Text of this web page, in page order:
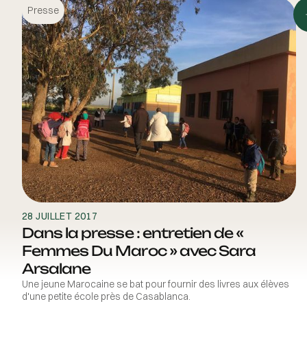
Presse
28 JUILLET 2017
Dans la presse : entretien de «
Femmes Du Maroc » avec Sara
Arsalane
Une jeune Marocaine se bat pour fournir des livres aux élèves
d'une petite école près de Casablanca.